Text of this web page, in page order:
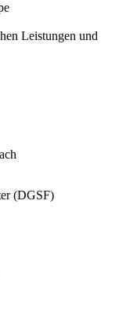
Leistungen und
(DGSF)